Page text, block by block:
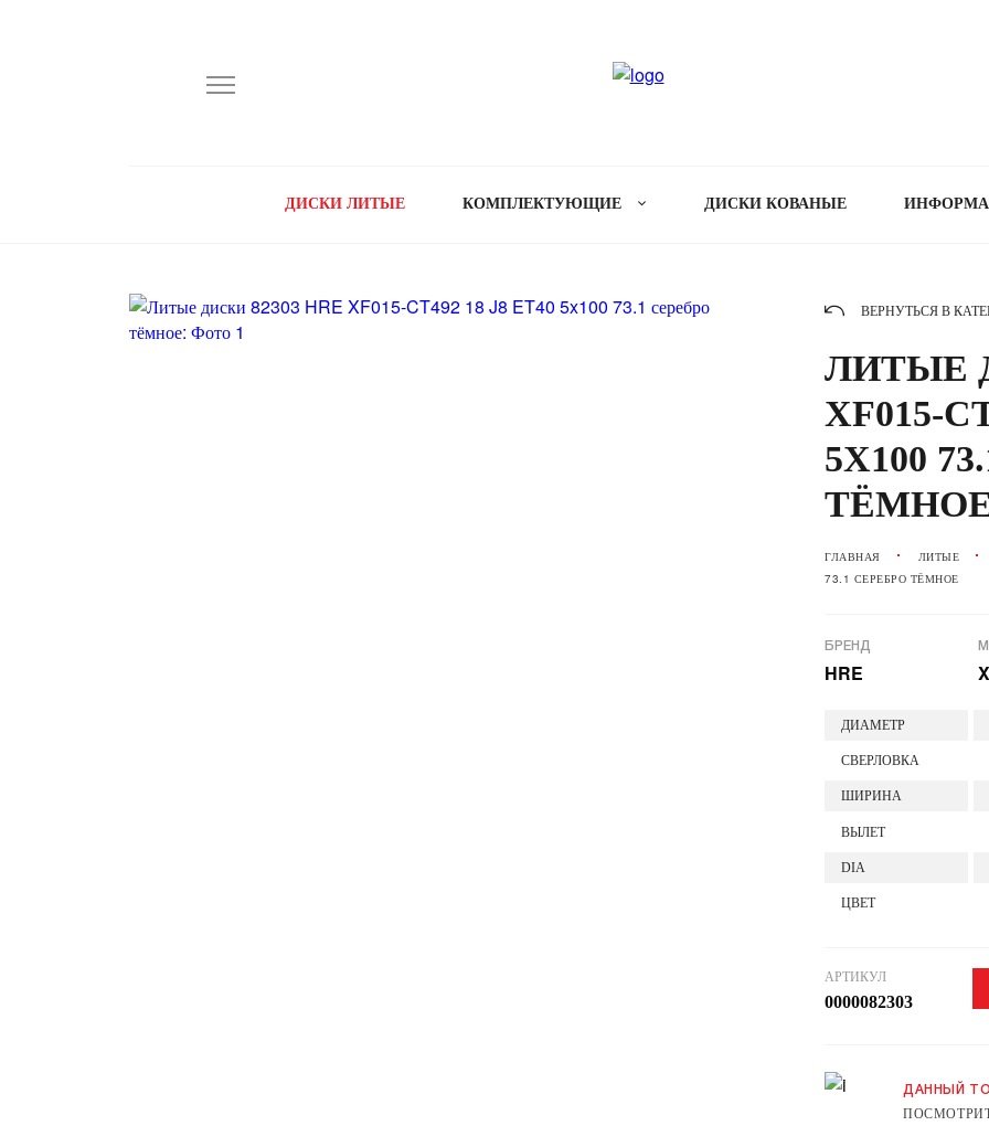
ДИСКИ ЛИТЫЕ КОМПЛЕКТУЮЩИЕ ДИСКИ КОВАНЫЕ
ВЕРНУТЬСЯ В
ЛИТЫЕ
XF015-
5X100
ГЛАВНАЯ ЛИТЫЕ
73.1 СЕРЕБРО ТЁМНОЕ
БРЕНД
HRE
ДИАМЕТР
СВЕРЛОВКА
ШИРИНА
ВЫЛЕТ
DIA
ЦВЕТ
АРТИКУЛ
0000082303
ДАННЫЙ